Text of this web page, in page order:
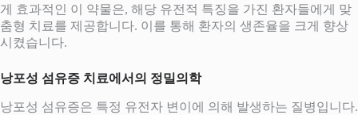
게 효과적인 이 약물은, 해당 유전적 특징을 가진 환자들에게 맞
춤형 치료를 제공합니다. 이를 통해 환자의 생존율을 크게 향상
시켰습니다.
낭포성 섬유증 치료에서의 정밀의학
낭포성 섬유증은 특정 유전자 변이에 의해 발생하는 질병입니다.